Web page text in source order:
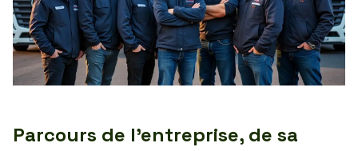
Parcours de l’entreprise, de sa